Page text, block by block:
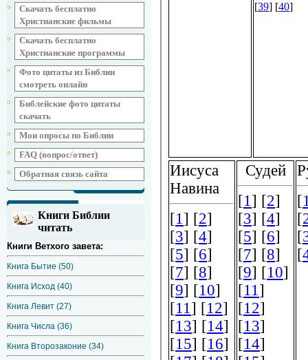
Скачать бесплатно
Христианские фильмы
Скачать бесплатно
Христианские программы
Фото цитаты из Библии
смотреть онлайн
Библейские фото цитаты
скачать
Мои опросы по Библии
FAQ (вопрос/ответ)
Обратная связь сайта
Книги Библии
читать
Книги Ветхого завета:
Книга Бытие (50)
Книга Исход (40)
Книга Левит (27)
Книга Числа (36)
Книга Второзаконие (34)